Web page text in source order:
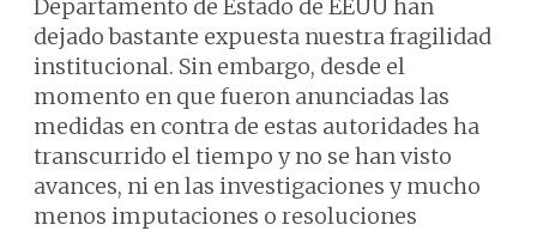
Departamento de Estado de EEUU han
dejado bastante expuesta nuestra fragilidad
institucional. Sin embargo, desde el
momento en que fueron anunciadas las
medidas en contra de estas autoridades ha
transcurrido el tiempo y no se han visto
avances, ni en las investigaciones y mucho
menos imputaciones o resoluciones